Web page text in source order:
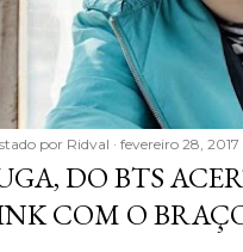
por Ridval fevereiro 28, 2017
DO BTS
COM O